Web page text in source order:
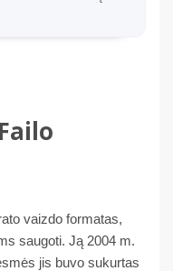
vaizdo formatas,
saugoti. Ją 2004 m.
jis buvo sukurtas